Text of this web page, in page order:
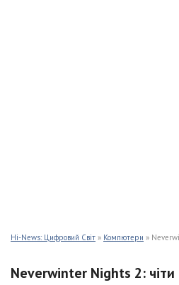
Hi-News: Цифровий Світ » Компютери »
Neverwinter Nights 2: чіти